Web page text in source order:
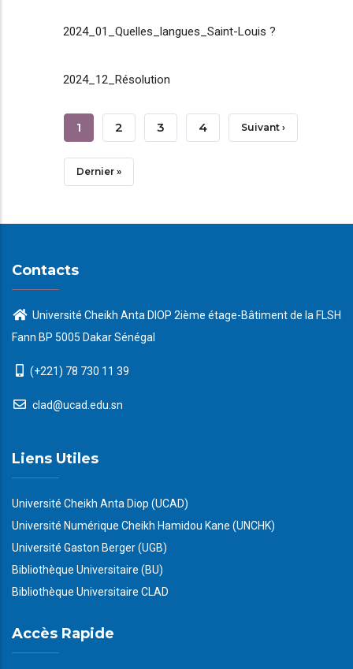
2024_01_Quelles_langues_Saint-Louis ?
2024_12_Résolution
Pagination
Page
Courante
1 Page
2 Page
3 Page
4 Page
Suivant ›
Dernière
Dernier »
Contacts
Université Cheikh Anta DIOP 2ième étage-Bâtiment de la FLSH
Fann BP 5005 Dakar Sénégal
(+221) 78 730 11 39
clad@ucad.edu.sn
Liens Utiles
Université Cheikh Anta Diop (UCAD)
Université Numérique Cheikh Hamidou Kane (UNCHK)
Université Gaston Berger (UGB)
Bibliothèque Universitaire (BU)
Bibliothèque Universitaire CLAD
Accès Rapide